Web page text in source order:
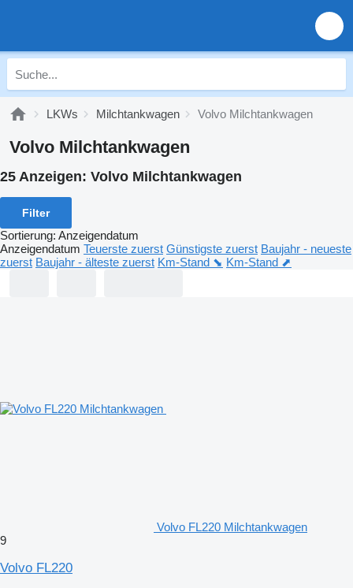
LKWs Milchtankwagen Volvo Milchtankwagen
Volvo Milchtankwagen
25 Anzeigen: Volvo Milchtankwagen
Filter
Sortierung: Anzeigendatum
Anzeigendatum Teuerste zuerst Günstigste zuerst Baujahr - neueste
zuerst Baujahr - älteste zuerst Km-Stand ⬊ Km-Stand ⬈
Volvo FL220 Milchtankwagen
9
Volvo FL220